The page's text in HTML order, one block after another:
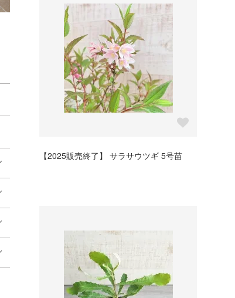
【2025販売終了】 サラサウツギ 5号苗